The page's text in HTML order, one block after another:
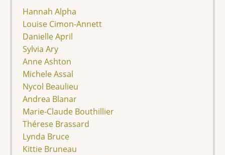
Hannah Alpha
Louise Cimon-Annett
Danielle April
Sylvia Ary
Anne Ashton
Michele Assal
Nycol Beaulieu
Andrea Blanar
Marie-Claude Bouthillier
Thérese Brassard
Lynda Bruce
Kittie Bruneau